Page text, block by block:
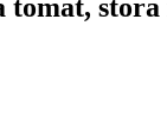
tomat,